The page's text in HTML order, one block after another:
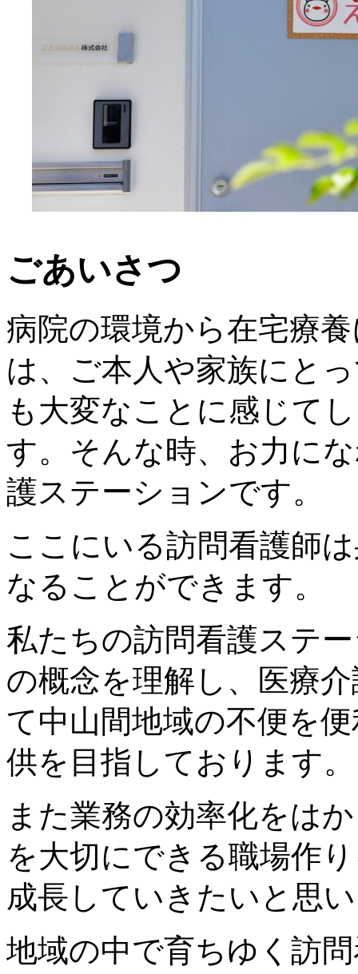
ごあいさつ
病院の環境から在宅療
は、ご本人や家族にと
も大変なことに感じて
す。そんな時、お力に
護ステーションです。
ここにいる訪問看護師
なることができます。
私たちの訪問看護ステ
の概念を理解し、医療
て中山間地域の不便を
供を目指しております。
また業務の効率化をは
を大切にできる職場作
成長していきたいと思
地域の中で育ちゆく訪